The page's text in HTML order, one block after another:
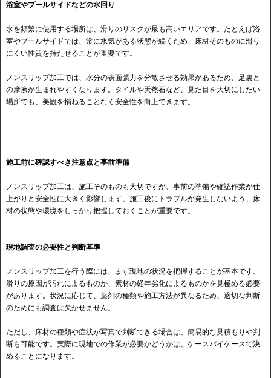
浴室やプールサイドなどの水回り
水を頻繁に使用する場所は、滑りのリスクが最も高いエリアです。たとえば浴
室やプールサイドでは、常に水気がある状態が続くため、床材そのものに滑り
にくい性質を持たせることが重要です。
ノンスリップ加工では、水分の表面張力を分散させる効果があるため、足裏と
の摩擦が生まれやすくなります。タイルや天然石など、見た目を大切にしたい
場所でも、美観を損ねることなく安全性を向上できます。
施工前に確認すべき注意点と事前準備
ノンスリップ加工は、施工そのものも大切ですが、事前の準備や確認作業が仕
上がりと安全性に大きく影響します。施工後にトラブルが発生しないよう、床
材の状態や環境をしっかり把握しておくことが重要です。
現地調査の必要性と判断基準
ノンスリップ加工を行う際には、まず現地の状況を把握することが基本です。
滑りの原因が汚れによるものか、素材の経年劣化によるものかを見極める必要
があります。状況に応じて、薬剤の種類や施工方法が異なるため、適切な判断
のためにも調査は欠かせません。
ただし、床材の種類や症状が写真で判断できる場合は、簡易的な見積もりや判
断も可能です。実際に現地での作業が必要かどうかは、ケースバイケースで決
めることになります。